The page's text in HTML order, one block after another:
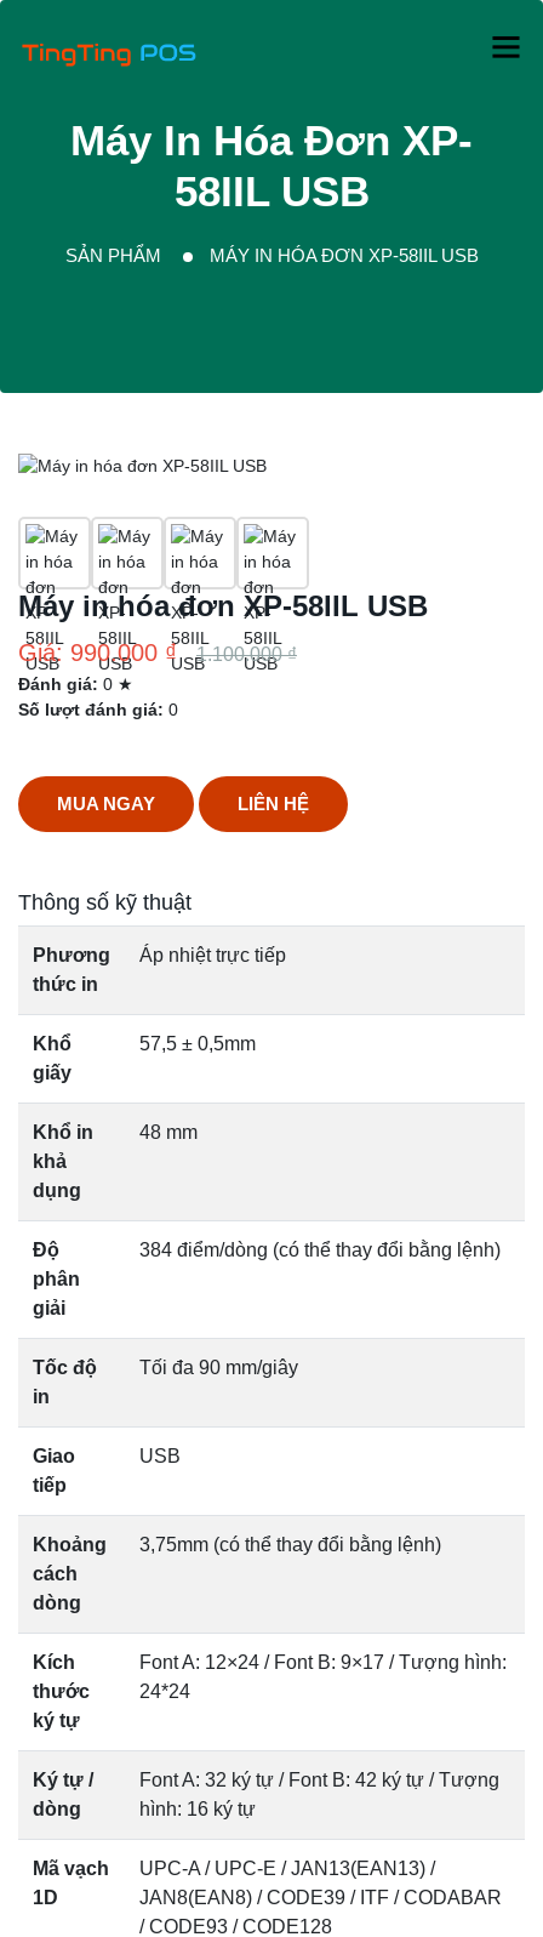
Máy In Hóa Đơn XP-
58IIL USB
SẢN PHẨM MÁY IN HÓA ĐƠN XP-58IIL USB
Máy in hóa đơn XP-58IIL USB
Giá: 990.000 ₫ 1.100.000 ₫
Đánh giá: 0 ★
Số lượt đánh giá: 0
MUA NGAY LIÊN HỆ
Thông số kỹ thuật
Phương
thức in
Áp nhiệt trực tiếp
Khổ
giấy
57,5 ± 0,5mm
Khổ in
khả
dụng
48 mm
Độ
phân
giải
384 điểm/dòng (có thể thay đổi bằng lệnh)
Tốc độ
in
Tối đa 90 mm/giây
Giao
tiếp
USB
Khoảng
cách
dòng
3,75mm (có thể thay đổi bằng lệnh)
Kích
thước
ký tự
Font A: 12×24 / Font B: 9×17 / Tượng hình:
24*24
Ký tự /
dòng
Font A: 32 ký tự / Font B: 42 ký tự / Tượng
hình: 16 ký tự
Mã vạch
1D
UPC-A / UPC-E / JAN13(EAN13) /
JAN8(EAN8) / CODE39 / ITF / CODABAR
/ CODE93 / CODE128